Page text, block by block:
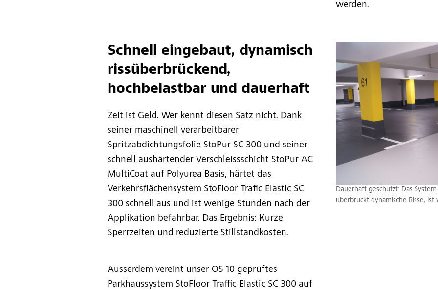
werden.
Schnell eingebaut, dynamisch
rissüberbrückend,
hochbelastbar und dauerhaft
Zeit ist Geld. Wer kennt diesen Satz nicht. Dank
seiner maschinell verarbeitbarer
Spritzabdichtungsfolie StoPur SC 300 und seiner
schnell aushärtender Verschleissschicht StoPur AC
MultiCoat auf Polyurea Basis, härtet das
Verkehrsflächensystem StoFloor Trafic Elastic SC
300 schnell aus und ist wenige Stunden nach der
Applikation befahrbar. Das Ergebnis: Kurze
Sperrzeiten und reduzierte Stillstandkosten.
Ausserdem vereint unser OS 10 geprüftes
Parkhaussystem StoFloor Traffic Elastic SC 300 auf
Dauerhaft geschützt: Das
überbrückt dynamische Risse,